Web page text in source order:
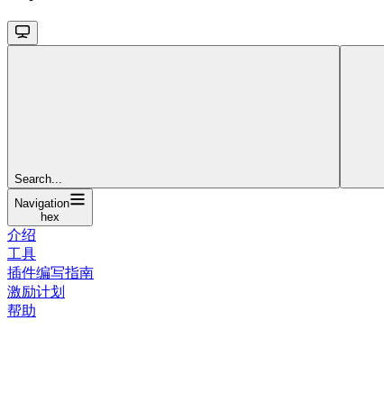
Search...
Navigation
hex
介绍
工具
插件编写指南
激励计划
帮助